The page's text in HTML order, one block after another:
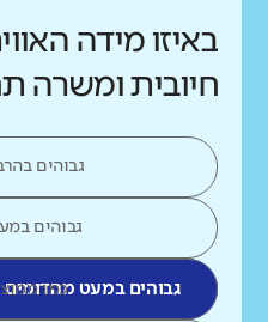
באיזו מידה
חיובית ומשרה
גבוהים
גבוהים
גבוהים במעט מהדומים
כמו